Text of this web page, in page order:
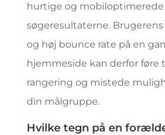
hurtige og mobiloptimerede
søgeresultaterne.
og høj bounce rate på en
hjemmeside kan derfor føre
rangering og mistede
din målgruppe.
Hvilke tegn på en